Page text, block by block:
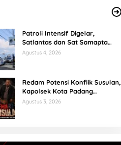
Patroli Intensif Digelar,
Satlantas dan Sat Samapta
Polres Rejang Lebong
Agustus 4, 2026
Redam Potensi Konflik Susulan,
Kapolsek Kota Padang
Sambangi Kediaman Korban
Agustus 3, 2026